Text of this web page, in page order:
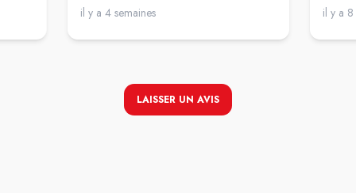
il y a 4 semaines il y a
LAISSER UN AVIS